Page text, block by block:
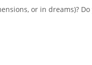
or in dreams)?